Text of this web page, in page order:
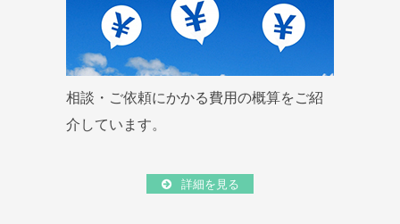
相談・ご依頼にかかる費用の概算をご紹
介しています。
詳細を見る